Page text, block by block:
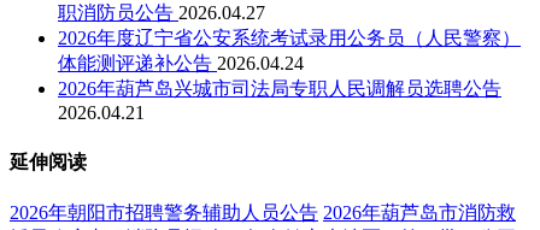
职消防员公告 2026.04.27
2026年度辽宁省公安系统考试录用公务员（人民警察）
体能测评递补公告 2026.04.24
2026年葫芦岛兴城市司法局专职人民调解员选聘公告
2026.04.21
延伸阅读
2026年朝阳市招聘警务辅助人员公告 2026年葫芦岛市消防救